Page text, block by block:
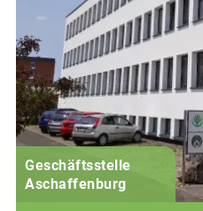
Geschäftsstelle
Aschaffenburg